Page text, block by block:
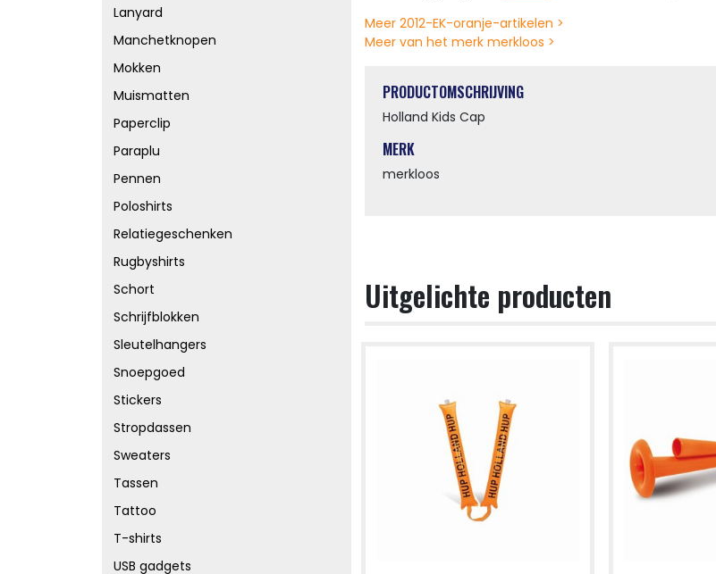
Lanyard
Manchetknopen
Mokken
Muismatten
Paperclip
Paraplu
Pennen
Poloshirts
Relatiegeschenken
Rugbyshirts
Schort
Schrijfblokken
Sleutelhangers
Snoepgoed
Stickers
Stropdassen
Sweaters
Tassen
Tattoo
T-shirts
USB gadgets
Meer 2012-EK-oranje-artikelen >
Meer van het merk merkloos >
PRODUCTOMSCHRIJVING
Holland Kids Cap
MERK
merkloos
Uitgelichte producten